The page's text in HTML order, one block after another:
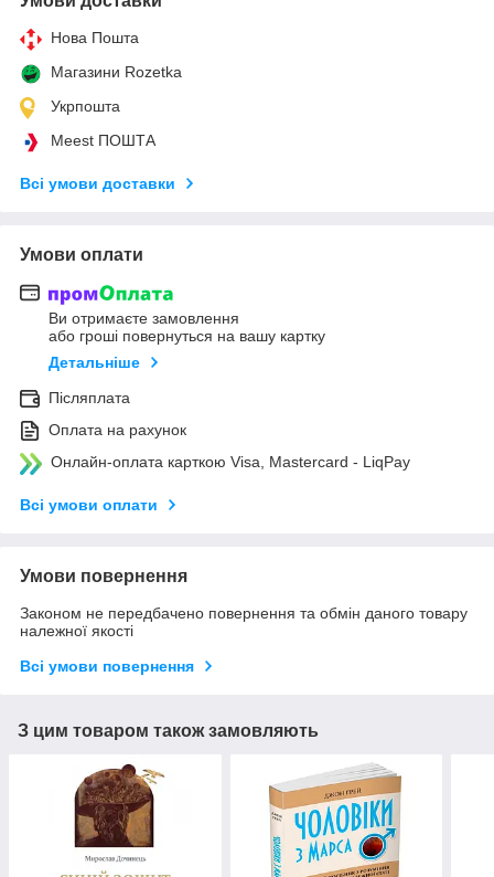
Нова Пошта
Магазини Rozetka
Укрпошта
Meest ПОШТА
Всі умови доставки
Умови оплати
Ви отримаєте замовлення
або гроші повернуться на вашу картку
Детальніше
Післяплата
Оплата на рахунок
Онлайн-оплата карткою Visa, Mastercard - LiqPay
Всі умови оплати
Умови повернення
Законом не передбачено повернення та обмін даного товару
належної якості
Всі умови повернення
З цим товаром також замовляють